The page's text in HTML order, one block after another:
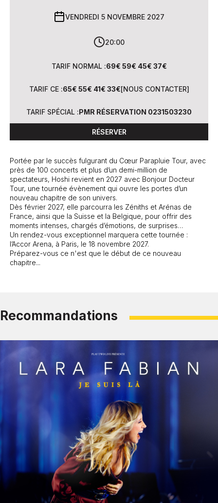
Portée par le succès fulgurant du Cœur Parapluie Tour, avec
près de 100 concerts et plus d’un demi-million de
spectateurs, Hoshi revient en 2027 avec Bonjour Docteur
Tour, une tournée évènement qui ouvre les portes d’un
nouveau chapitre de son univers.
Dès février 2027, elle parcourra les Zéniths et Arénas de
France, ainsi que la Suisse et la Belgique, pour offrir des
moments intenses, chargés d’émotions, de surprises…
Un rendez-vous exceptionnel marquera cette tournée :
l’Accor Arena, à Paris, le 18 novembre 2027.
Préparez-vous ce n'est que le début de ce nouveau
chapitre...
VENDREDI 5 NOVEMBRE 2027
20:00
TARIF NORMAL :69€ 59€ 45€ 37€
TARIF CE :65€ 55€ 41€ 33€[NOUS CONTACTER]
TARIF SPÉCIAL :PMR RÉSERVATION 0231503230
RÉSERVER
Recommandations